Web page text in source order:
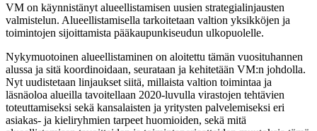
VM on käynnistänyt alueellistamisen uusien strategialinjausten
valmistelun. Alueellistamisella tarkoitetaan valtion yksikköjen ja
toimintojen sijoittamista pääkaupunkiseudun ulkopuolelle.
Nykymuotoinen alueellistaminen on aloitettu tämän vuosituhannen
alussa ja sitä koordinoidaan, seurataan ja kehitetään VM:n johdolla.
Nyt uudistetaan linjaukset siitä, millaista valtion toimintaa ja
läsnäoloa alueilla tavoitellaan 2020-luvulla virastojen tehtävien
toteuttamiseksi sekä kansalaisten ja yritysten palvelemiseksi eri
asiakas- ja kieliryhmien tarpeet huomioiden, sekä mitä